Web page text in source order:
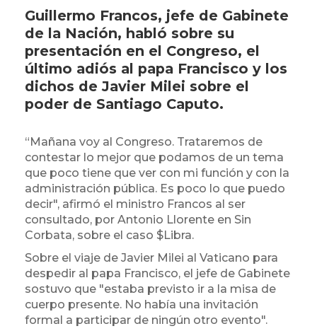
Guillermo Francos, jefe de Gabinete
de la Nación, habló sobre su
presentación en el Congreso, el
último adiós al papa Francisco y los
dichos de Javier Milei sobre el
poder de Santiago Caputo.
“Mañana voy al Congreso. Trataremos de
contestar lo mejor que podamos de un tema
que poco tiene que ver con mi función y con la
administración pública. Es poco lo que puedo
decir", afirmó el ministro Francos al ser
consultado, por Antonio Llorente en Sin
Corbata, sobre el caso $Libra.
Sobre el viaje de Javier Milei al Vaticano para
despedir al papa Francisco, el jefe de Gabinete
sostuvo que "estaba previsto ir a la misa de
cuerpo presente. No había una invitación
formal a participar de ningún otro evento".